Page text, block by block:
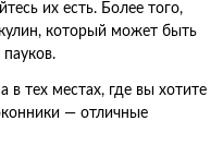
их есть. Более того,
который может быть
в тех местах, где вы хотите
— отличные